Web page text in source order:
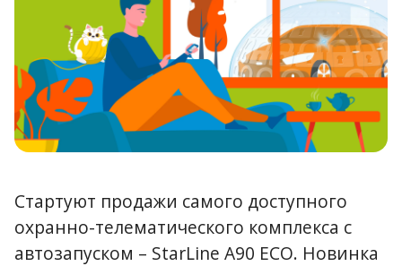
Стартуют продажи самого доступного
охранно-телематического комплекса с
автозапуском – StarLine A90 ECO. Новинка